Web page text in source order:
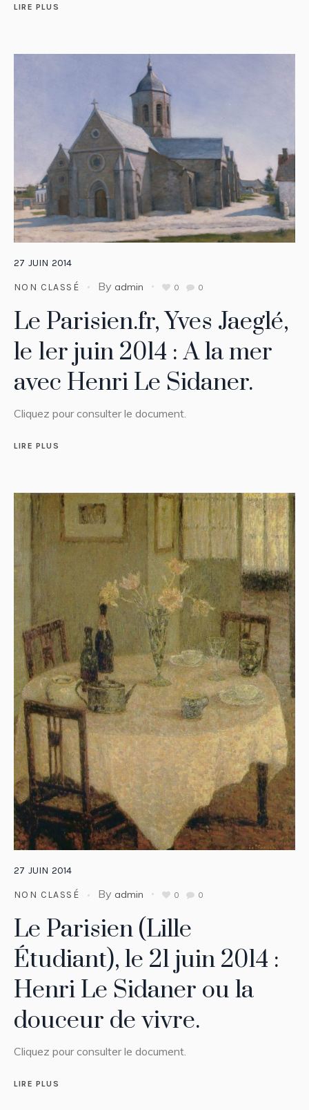
LIRE PLUS
27 JUIN 2014
NON CLASSÉ By admin 0 0
Le Parisien.fr, Yves Jaeglé,
le 1er juin 2014 : A la mer
avec Henri Le Sidaner.
Cliquez pour consulter le document.
LIRE PLUS
27 JUIN 2014
NON CLASSÉ By admin 0 0
Le Parisien (Lille
Étudiant), le 21 juin 2014 :
Henri Le Sidaner ou la
douceur de vivre.
Cliquez pour consulter le document.
LIRE PLUS